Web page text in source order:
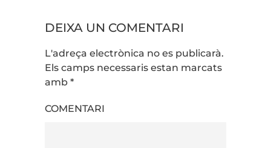
DEIXA UN COMENTARI
L'adreça electrònica no es publicarà.
Els camps necessaris estan marcats
amb *
COMENTARI